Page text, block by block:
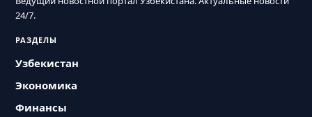
24/7.
РАЗДЕЛЫ
Узбекистан
Экономика
Финансы